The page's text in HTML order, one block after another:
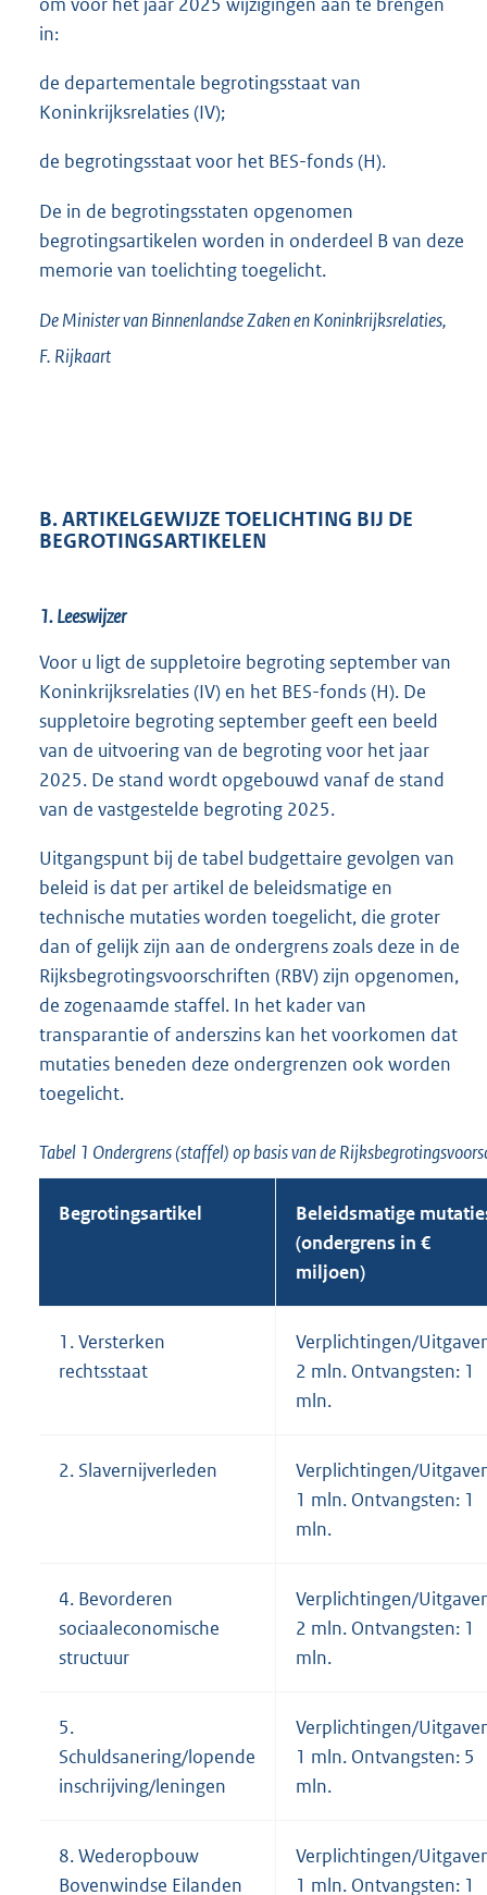
in:
de departementale begrotingsstaat van
Koninkrijksrelaties (IV);
de begrotingsstaat voor het BES-fonds (H).
De in de begrotingsstaten opgenomen
begrotingsartikelen worden in onderdeel B van deze
memorie van toelichting toegelicht.
De Minister van Binnenlandse Zaken en Koninkrijksrelaties,
F. Rijkaart
B. ARTIKELGEWIJZE TOELICHTING BIJ DE
BEGROTINGSARTIKELEN
1. Leeswijzer
Voor u ligt de suppletoire begroting september van
Koninkrijksrelaties (IV) en het BES-fonds (H). De
suppletoire begroting september geeft een beeld
van de uitvoering van de begroting voor het jaar
2025. De stand wordt opgebouwd vanaf de stand
van de vastgestelde begroting 2025.
Uitgangspunt bij de tabel budgettaire gevolgen van
beleid is dat per artikel de beleidsmatige en
technische mutaties worden toegelicht, die groter
dan of gelijk zijn aan de ondergrens zoals deze in de
Rijksbegrotingsvoorschriften (RBV) zijn opgenomen,
de zogenaamde staffel. In het kader van
transparantie of anderszins kan het voorkomen dat
mutaties beneden deze ondergrenzen ook worden
toegelicht.
Tabel 1 Ondergrens (staffel) op basis van de
Begrotingsartikel
Beleidsmatige
(ondergrens in €
miljoen)
1. Versterken
rechtsstaat
Verplichtingen/
2 mln. Ontvangsten: 1
mln.
2. Slavernijverleden
Verplichtingen/
1 mln. Ontvangsten: 1
mln.
4. Bevorderen
sociaaleconomische
structuur
Verplichtingen/
2 mln. Ontvangsten: 1
mln.
5.
Schuldsanering/lopende
inschrijving/leningen
Verplichtingen/
1 mln. Ontvangsten: 5
mln.
8. Wederopbouw
Bovenwindse Eilanden
Verplichtingen/
1 mln. Ontvangsten: 1